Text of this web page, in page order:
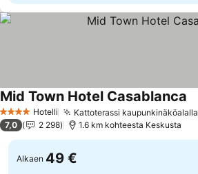
4 Tähtiluokitus
Hotelli Kattoterassi kaupunkinäköalalla
Mid Town Hotel Casablanca
7,0 2 298 1.6 km kohteesta Keskusta
Alkaen 49 €